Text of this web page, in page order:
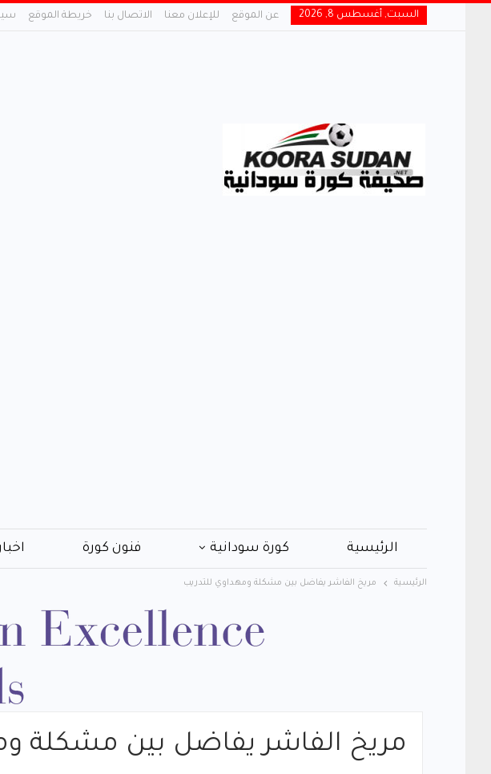
السبت, أغسطس 8, 2026 عن الموقع للإعلان معنا الاتصال بنا خريطة الموقع
الرئيسية كورة سودانية فنون كورة
الرئيسية مريخ الفاشر يفاضل بين مشكلة ومهداوي للتدريب
مريخ الفاشر يفاضل بين مشكلة